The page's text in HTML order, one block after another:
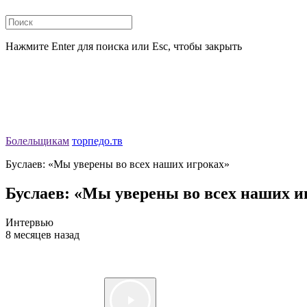
Нажмите Enter для поиска или Esc, чтобы закрыть
Болельщикам торпедо.тв
Буслаев: «Мы уверены во всех наших игроках»
Буслаев: «Мы уверены во всех наших
Интервью
8 месяцев назад